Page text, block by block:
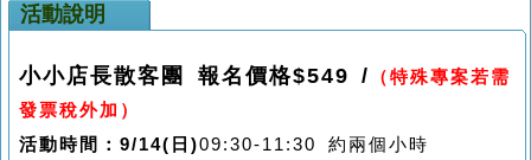
活動說明
小小店長散客團 報名價格$549 /
（特殊專案若需
發票稅外加）
活動時間：9/14(日)09:30-11:30 約兩個小時